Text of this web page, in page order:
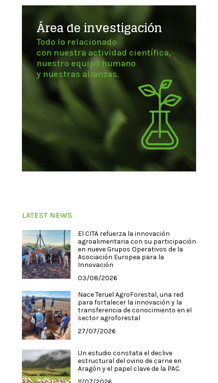
Área de investigación
Todo lo relacionado
con nuestra actividad científica,
nuestro equipo humano
y nuestras alianzas.
LATEST NEWS
El CITA refuerza la innovación
agroalimentaria con su participación
en nueve Grupos Operativos de la
Asociación Europea para la
Innovación
03/08/2026
Nace Teruel AgroForestal, una red
para fortalecer la innovación y la
transferencia de conocimiento en el
sector agroforestal
27/07/2026
Un estudio constata el declive
estructural del ovino de carne en
Aragón y el papel clave de la PAC